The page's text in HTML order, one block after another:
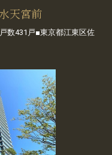
天宮前
数431戸■東京都江東区佐